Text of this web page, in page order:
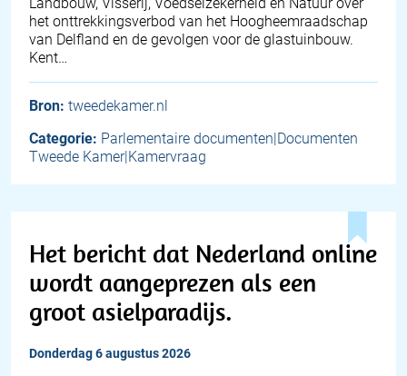
het onttrekkingsverbod van het Hoogheemraadschap
van Delfland en de gevolgen voor de glastuinbouw.
Kent…
Bron: tweedekamer.nl
Categorie: Parlementaire documenten|Documenten
Tweede Kamer|Kamervraag
Het bericht dat Nederland online
wordt aangeprezen als een
groot asielparadijs.
donderdag 6 augustus 2026